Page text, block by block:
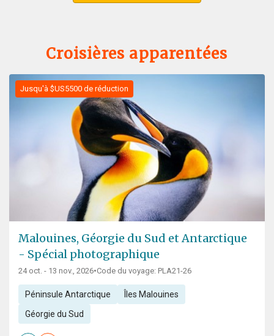
Croisières apparentées
Jusqu'à $US5500 de réduction
Malouines, Géorgie du Sud et Antarctique
- Spécial photographique
24 oct. - 13 nov., 2026•Code du voyage: PLA21-26
Péninsule Antarctique Îles Malouines
Géorgie du Sud